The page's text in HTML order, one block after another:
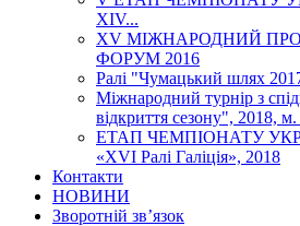
XІV...
XV МІЖНАРОДНИЙ
ФОРУМ 2016
Ралі "Чумацький шлях
Міжнародний турнір з
відкриття сезону", 2018, м.
ЕТАП ЧЕМПІОНАТУ
«XVI Ралі Галіція», 2018
Контакти
НОВИНИ
Зворотній зв’язок